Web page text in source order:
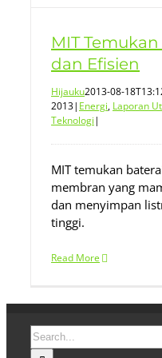
MIT
dan Efisien
Hijauku2013-08-
2013| Energi, Laporan
Teknologi|
MIT temukan
membran yang
dan menyimpan
tinggi.
Read More
Search
for: